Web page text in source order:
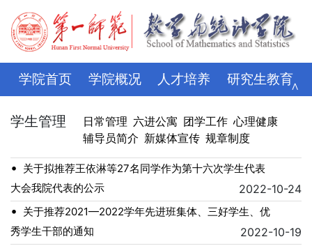
学院首页 学院概况 人才培养 研究生教育
学科科研 师资队伍 招生就业 党建思政
评建专栏 资料下载 学校主页
∧
学生管理 日常管理 六进公寓 团学工作 心理健康
辅导员简介 新媒体宣传 规章制度
• 关于拟推荐王依淋等27名同学作为第十六次学生代表
大会我院代表的公示
2022-10-24
• 关于推荐2021—2022学年先进班集体、三好学生、优
秀学生干部的通知
2022-10-19